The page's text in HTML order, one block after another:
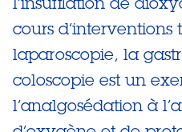
cours d’interventions
laparoscopie, la
coloscopie est un
l’analgosédation à